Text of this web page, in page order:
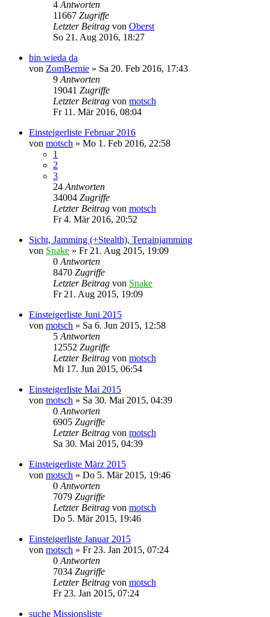
4 Antworten
11667 Zugriffe
Letzter Beitrag von Oberst
So 21. Aug 2016, 18:27
bin wieda da
von ZomBernie » Sa 20. Feb 2016, 17:43
9 Antworten
19041 Zugriffe
Letzter Beitrag von motsch
Fr 11. Mär 2016, 08:04
Einsteigerliste Februar 2016
von motsch » Mo 1. Feb 2016, 22:58
1
2
3
24 Antworten
34004 Zugriffe
Letzter Beitrag von motsch
Fr 4. Mär 2016, 20:52
Sicht, Jamming (+Stealth), Terrainjamming
von Snake » Fr 21. Aug 2015, 19:09
0 Antworten
8470 Zugriffe
Letzter Beitrag von Snake
Fr 21. Aug 2015, 19:09
Einsteigerliste Juni 2015
von motsch » Sa 6. Jun 2015, 12:58
5 Antworten
12552 Zugriffe
Letzter Beitrag von motsch
Mi 17. Jun 2015, 06:54
Einsteigerliste Mai 2015
von motsch » Sa 30. Mai 2015, 04:39
0 Antworten
6905 Zugriffe
Letzter Beitrag von motsch
Sa 30. Mai 2015, 04:39
Einsteigerliste März 2015
von motsch » Do 5. Mär 2015, 19:46
0 Antworten
7079 Zugriffe
Letzter Beitrag von motsch
Do 5. Mär 2015, 19:46
Einsteigerliste Januar 2015
von motsch » Fr 23. Jan 2015, 07:24
0 Antworten
7034 Zugriffe
Letzter Beitrag von motsch
Fr 23. Jan 2015, 07:24
suche Missionsliste